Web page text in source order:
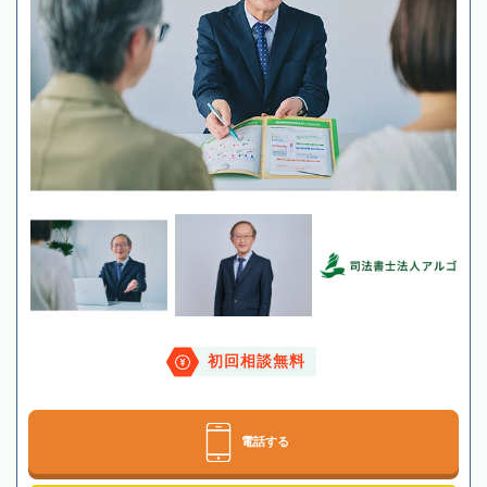
初回相談無料
電話する